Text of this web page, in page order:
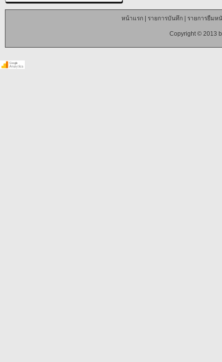
หน้าแรก| รายการบันทึก| รายการยืมห
Copyright © 2013